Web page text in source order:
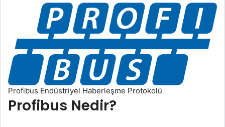
Profibus Endüstriyel Haberleşme Protokolü
Profibus Nedir?